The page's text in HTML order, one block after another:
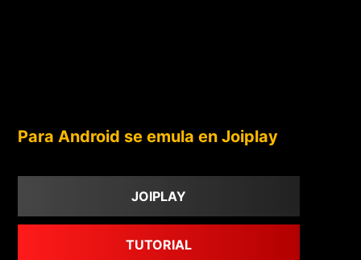
Para Android se emula en Joiplay
JOIPLAY
TUTORIAL